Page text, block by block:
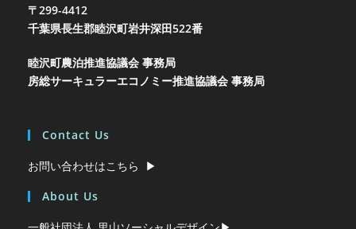
〒299-4412
千葉県長生郡睦沢町岩井深田522番
睦沢町農泊推進協議会 事務局
房総サーキュラーエコノミー推進協議会 事務局
Contact Us
お問い合わせはこちら ▶︎
About Us